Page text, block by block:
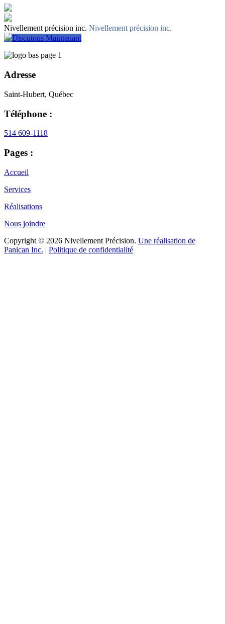
Nivellement précision inc. Nivellement précision inc.
Discutons Maintenant
Adresse
Saint-Hubert, Québec
Téléphone :
514 609-1118
Pages :
Accueil
Services
Réalisations
Nous joindre
Copyright © 2026 Nivellement Précision. Une réalisation de
Panican Inc. | Politique de confidentialité